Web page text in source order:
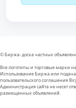
© Биржа- доска частных
Все логотипы и торговые марки
Использование Биржа или
пользовательского соглашения
Администрация сайта не несет
размещенных объявлений.